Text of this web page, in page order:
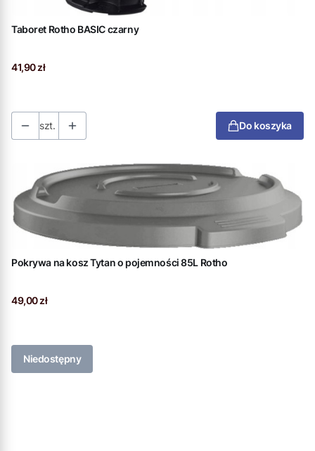
Taboret Rotho BASIC czarny
Cena
41,90 zł
szt. Do koszyka
Pokrywa na kosz Tytan o pojemności 85L Rotho
Cena
49,00 zł
Niedostępny